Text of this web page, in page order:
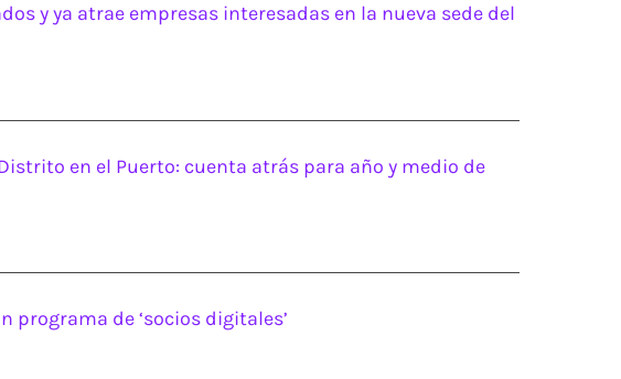
y ya atrae empresas interesadas en la nueva sede del
en el Puerto: cuenta atrás para año y medio de
de ‘socios digitales’